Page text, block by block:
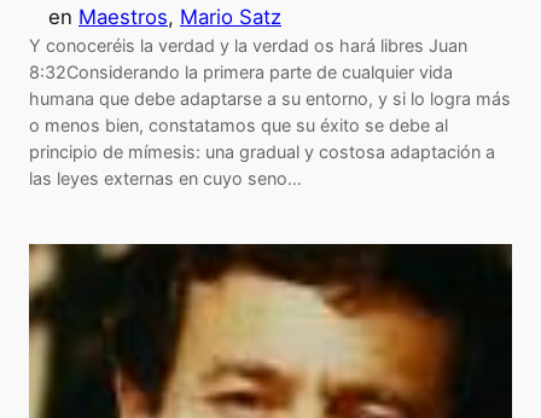
en Maestros, Mario Satz
Y conoceréis la verdad y la verdad os hará libres Juan
8:32Considerando la primera parte de cualquier vida
humana que debe adaptarse a su entorno, y si lo logra más
o menos bien, constatamos que su éxito se debe al
principio de mímesis: una gradual y costosa adaptación a
las leyes externas en cuyo seno…